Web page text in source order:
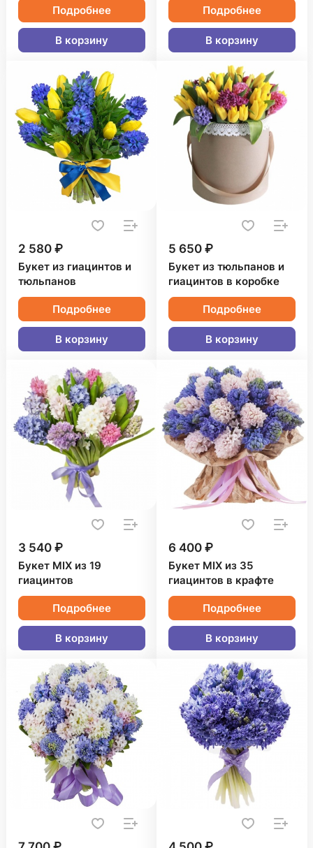
Подробнее
В корзину
Подробнее
В корзину
2 580 ₽
Букет из гиацинтов и
тюльпанов
Подробнее
В корзину
5 650 ₽
Букет из тюльпанов и
гиацинтов в коробке
Подробнее
В корзину
3 540 ₽
Букет MIX из 19
гиацинтов
Подробнее
В корзину
6 400 ₽
Букет MIX из 35
гиацинтов в крафте
Подробнее
В корзину